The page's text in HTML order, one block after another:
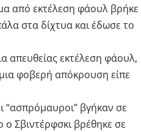
από εκτέλεση φάουλ βρήκε
στα δίχτυα και έδωσε το
απευθείας εκτέλεση φάουλ,
φοβερή απόκρουση είπε
“ασπρόμαυροι” βγήκαν σε
Σβιντέρφσκι βρέθηκε σε